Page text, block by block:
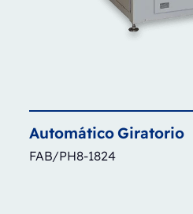
AutomáticoGiratorio
FAB/PH8-1824